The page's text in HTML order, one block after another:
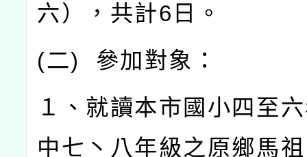
六），共計6 日。
(二) 參加對象：
１、就讀本市國小四至
中七丶八年級之原鄉馬祖